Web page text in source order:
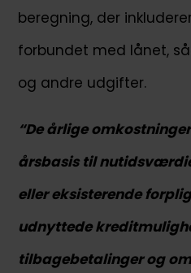
beregning, der
forbundet med lånet,
og andre udgifter.
“De årlige
årsbasis til
eller eksisterende
udnyttede
tilbagebetalinger og